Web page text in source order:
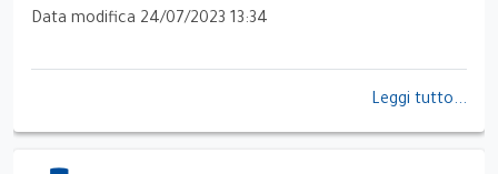
Data modifica 24/07/2023 13:34
Leggi tutto...